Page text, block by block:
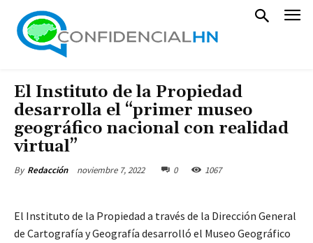
El Instituto de la Propiedad
desarrolla el “primer museo
geográfico nacional con realidad
virtual”
By Redacción noviembre 7, 2022 0 1067
El Instituto de la Propiedad a través de la Dirección General
de Cartografía y Geografía desarrolló el Museo Geográfico